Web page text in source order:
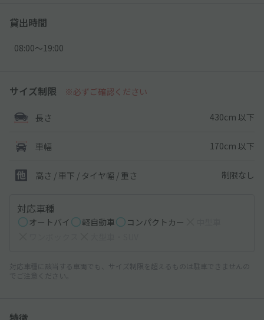
貸出時間
08:00〜19:00
サイズ制限 ※必ずご確認ください
長さ 430cm 以下
車幅 170cm 以下
高さ / 車下 / タイヤ幅 / 重さ 制限なし
対応車種
オートバイ 軽自動車 コンパクトカー
対応車種に該当する車両でも、サイズ制限を超えるものは駐車できませんの
でご注意ください。